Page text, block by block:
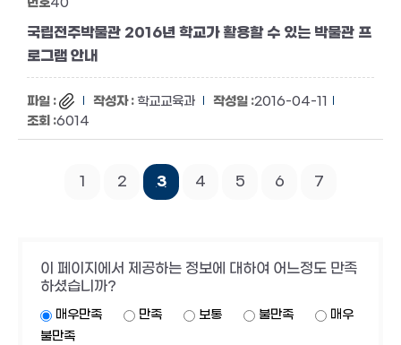
40
국립전주박물관 2016년 학교가 활용할 수 있는 박물관 프
로그램 안내
학교교육과
2016-04-11
6014
1 2 3 4 5 6 7
이 페이지에서 제공하는 정보에 대하여 어느정도 만족
하셨습니까?
매우만족 만족 보통 불만족
매우
불만족